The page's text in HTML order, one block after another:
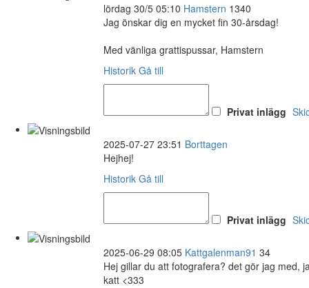
lördag 30/5 05:10 Hamstern 1340
Jag önskar dig en mycket fin 30-årsdag!
Med vänliga grattispussar, Hamstern
Historik Gå till
Privat inlägg
2025-07-27 23:51 Borttagen
Hejhej!
Historik Gå till
Privat inlägg
2025-06-29 08:05 Kattgalenman91 34
Hej gillar du att fotografera? det gör jag med,
katt <333